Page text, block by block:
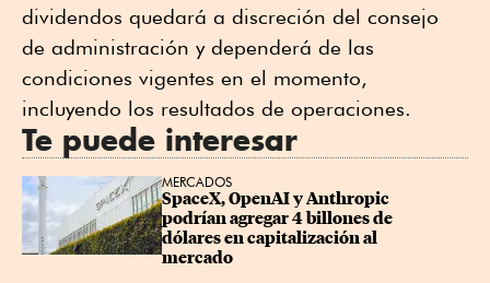
dividendos quedará a discreción del consejo
de administración y dependerá de las
condiciones vigentes en el momento,
incluyendo los resultados de operaciones.
Te puede interesar
MERCADOS
SpaceX, OpenAI y Anthropic
podrían agregar 4 billones de
dólares en capitalización al
mercado